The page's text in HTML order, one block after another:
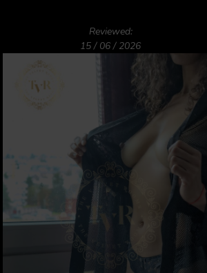
Reviewed:
15 / 06 / 2026